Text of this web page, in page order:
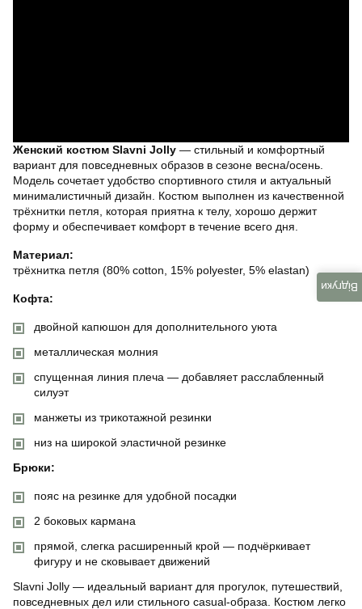
Женский костюм Slavni Jolly — стильный и комфортный
вариант для повседневных образов в сезоне весна/осень.
Модель сочетает удобство спортивного стиля и актуальный
минималистичный дизайн. Костюм выполнен из качественной
трёхнитки петля, которая приятна к телу, хорошо держит
форму и обеспечивает комфорт в течение всего дня.
Материал:
трёхнитка петля (80% cotton, 15% polyester, 5% elastan)
Кофта:
двойной капюшон для дополнительного уюта
металлическая молния
спущенная линия плеча — добавляет расслабленный
силуэт
манжеты из трикотажной резинки
низ на широкой эластичной резинке
Брюки:
пояс на резинке для удобной посадки
2 боковых кармана
прямой, слегка расширенный крой — подчёркивает
фигуру и не сковывает движений
Slavni Jolly — идеальный вариант для прогулок, путешествий,
повседневных дел или стильного casual-образа. Костюм легко
Відгуки